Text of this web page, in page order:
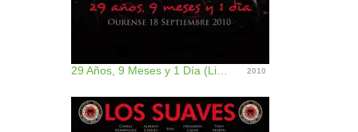
2010